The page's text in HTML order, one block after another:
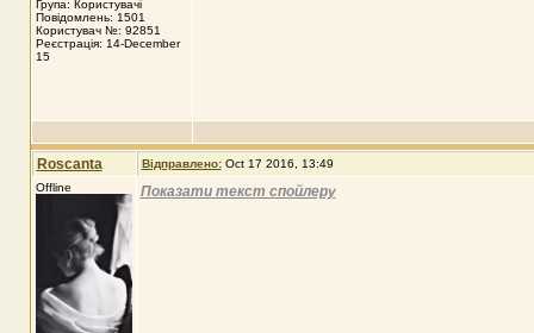
Група: Користувачі
Повідомлень: 1501
Користувач №: 92851
Реєстрація: 14-December
15
Roscanta Відправлено: Oct 17 2016, 13:49
Offline
Показати текст спойлеру